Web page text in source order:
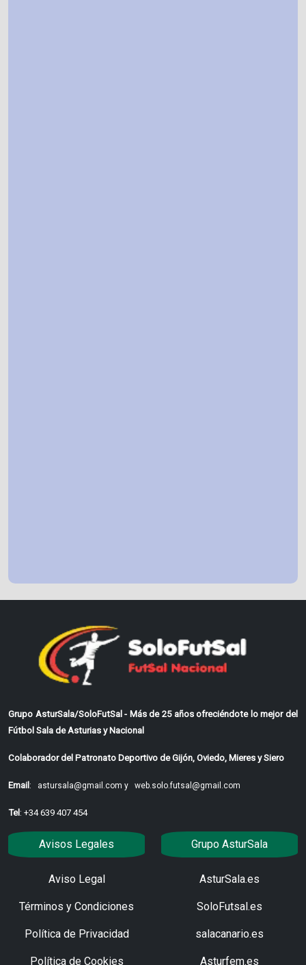
Grupo AsturSala/SoloFutSal - Más de 25 años ofreciéndote lo mejor del
Fútbol Sala de Asturias y Nacional
Colaborador del Patronato Deportivo de Gijón, Oviedo, Mieres y Siero
Email: astursala@gmail.com y web.solo.futsal@gmail.com
Tel: +34 639 407 454
Avisos Legales
Aviso Legal
Términos y Condiciones
Política de Privacidad
Política de Cookies
Grupo AsturSala
AsturSala.es
SoloFutsal.es
salacanario.es
Asturfem.es